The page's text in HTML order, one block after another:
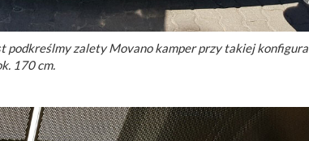
zalety Movano kamper przy takiej
170 cm.